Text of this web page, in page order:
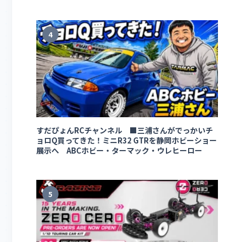
4
すだぴょんRCチャンネル ■三浦さんがでっかいチ
ョロQ買ってきた！ミニR32 GTRを静岡ホビーショー
展示へ ABCホビー・ターマック・ウレヒーロー
5